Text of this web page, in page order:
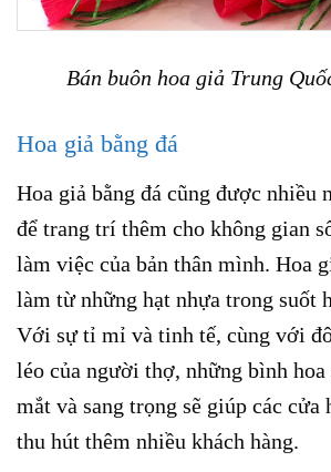
Bán buôn hoa giả Trung
Hoa giả bằng đá
Hoa giả bằng đá cũng được nhiều
để trang trí thêm cho không gian
làm việc của bản thân mình. Hoa
làm từ những hạt nhựa trong suốt
Với sự tỉ mỉ và tinh tế, cùng với
léo của người thợ, những bình hoa
mắt và sang trọng sẽ giúp các cửa
thu hút thêm nhiều khách hàng.